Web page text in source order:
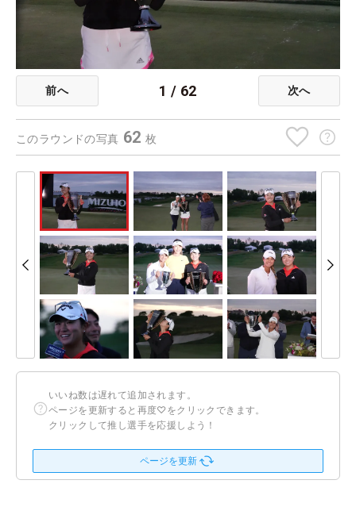
前へ 1 / 62 次へ
このラウンドの写真 62枚
いいね数は遅れて追加されます。
ページを更新すると再度♡をクリックできます。
クリックして推し選手を応援しよう！
ページを更新